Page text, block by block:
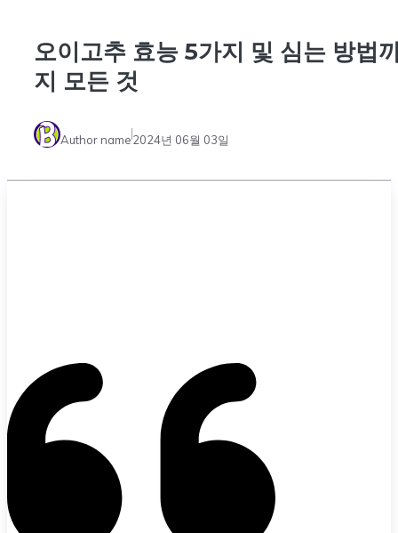
오이고추 효능 5가지 및 심는 방법
지 모든 것
Author name2024년 06월 03일